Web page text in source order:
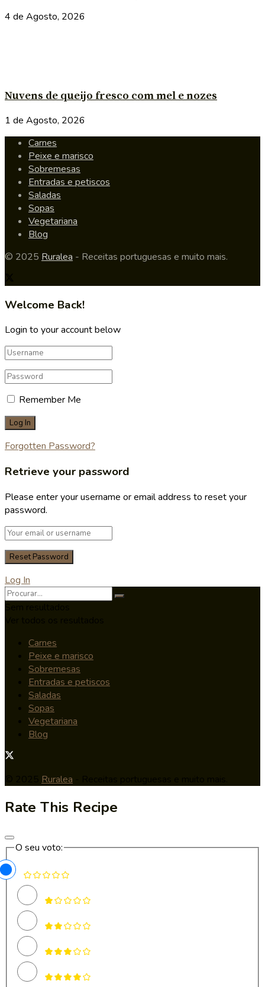
4 de Agosto, 2026
Nuvens de queijo fresco com mel e nozes
1 de Agosto, 2026
Carnes
Peixe e marisco
Sobremesas
Entradas e petiscos
Saladas
Sopas
Vegetariana
Blog
© 2025 Ruralea - Receitas portuguesas e muito mais.
Welcome Back!
Login to your account below
Remember Me
Forgotten Password?
Retrieve your password
Please enter your username or email address to reset your
password.
Log In
Carnes
Peixe e marisco
Sobremesas
Entradas e petiscos
Saladas
Sopas
Vegetariana
Blog
Ruralea
Rate This Recipe
O seu voto: